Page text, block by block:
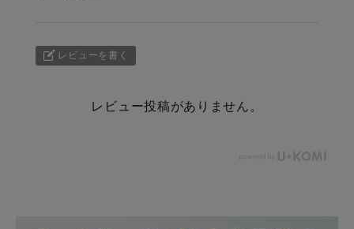
レビューを書く
レビュー投稿がありません。